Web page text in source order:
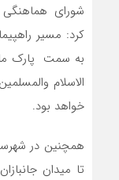
شورای هماهنگی
کرد: مسیر
الاسلام
خواهد بود.
همچنین در